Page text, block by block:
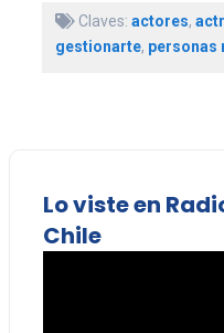
Claves: actores,
gestionarte, personas
Lo viste en
Chile